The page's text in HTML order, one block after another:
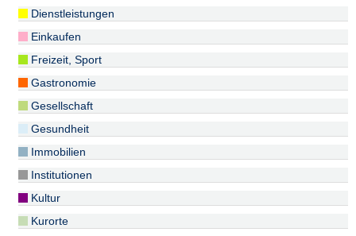
Dienstleistungen
Einkaufen
Freizeit, Sport
Gastronomie
Gesellschaft
Gesundheit
Immobilien
Institutionen
Kultur
Kurorte